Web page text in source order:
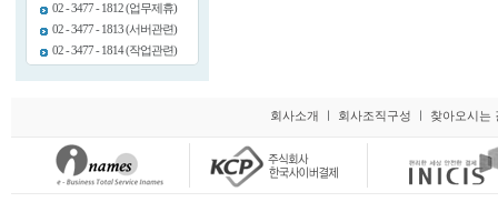
02 - 3477 - 1812 (업무제휴)
02 - 3477 - 1813 (서버관련)
02 - 3477 - 1814 (작업관련)
회사소개 회사조직구성 찾아오시는